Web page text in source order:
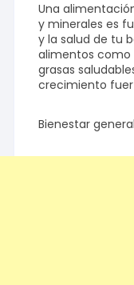
Una
y minerales es
y la salud de tu
alimentos como
grasas
crecimiento
Bienestar general